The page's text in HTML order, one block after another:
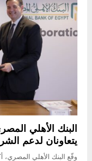
البنك الأهلي
يتعاونان لدعم
وقّع البنك الأهلي المصري،